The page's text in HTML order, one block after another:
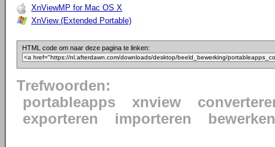
XnViewMP for Mac OS X
XnView (Extended Portable)
HTML code om naar deze pagina te linken:
Trefwoorden:
portableapps
xnview
exporteren
importeren bewerken